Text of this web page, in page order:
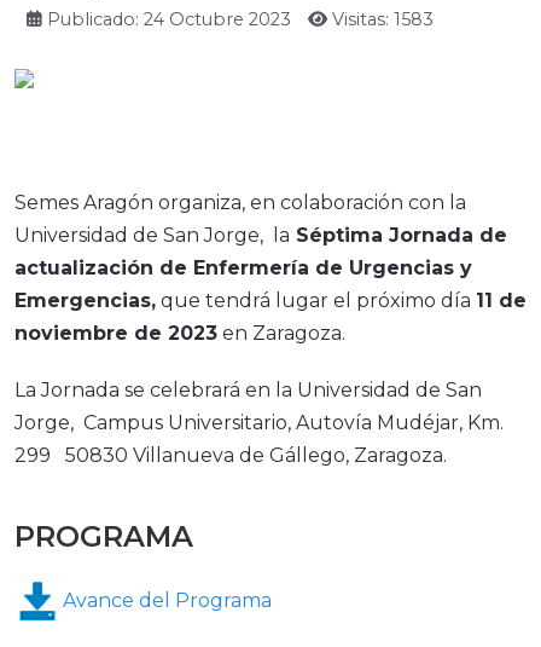
Publicado: 24 Octubre 2023
Visitas: 1583
Semes Aragón organiza, en colaboración con la
Universidad de San Jorge, la Séptima Jornada de
actualización de Enfermería de Urgencias y
Emergencias, que tendrá lugar el próximo día 11 de
noviembre de 2023 en Zaragoza.
La Jornada se celebrará en la Universidad de San
Jorge, Campus Universitario, Autovía Mudéjar, Km.
299 50830 Villanueva de Gállego, Zaragoza.
PROGRAMA
Avance del Programa